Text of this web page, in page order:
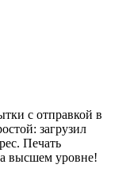
с отправкой в
загрузил
Печать
высшем уровне!